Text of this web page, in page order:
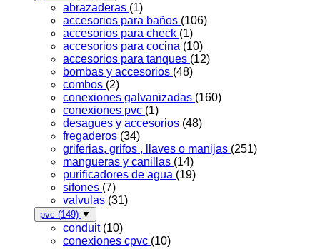
abrazaderas (1)
accesorios para baños (106)
accesorios para check (1)
accesorios para cocina (10)
accesorios para tanques (12)
bombas y accesorios (48)
combos (2)
conexiones galvanizadas (160)
conexiones pvc (1)
desagues y accesorios (48)
fregaderos (34)
griferias, grifos , llaves o manijas (251)
mangueras y canillas (14)
purificadores de agua (19)
sifones (7)
valvulas (31)
pvc (149) ▼
conduit (10)
conexiones cpvc (10)